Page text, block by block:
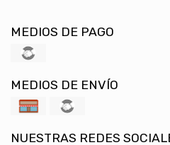
MEDIOS DE PAGO
MEDIOS DE ENVÍO
NUESTRAS REDES